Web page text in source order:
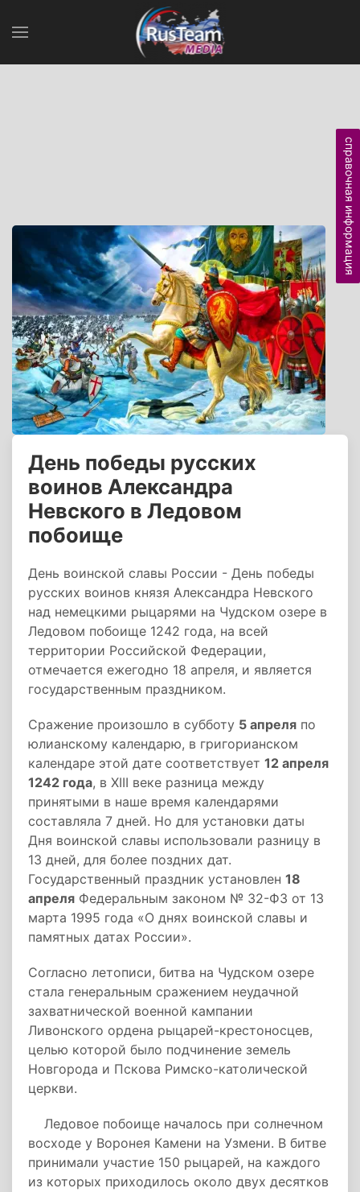
День победы русских
воинов Александра
Невского в Ледовом
побоище
День воинской славы России - День победы
русских воинов князя Александра Невского
над немецкими рыцарями на Чудском озере в
Ледовом побоище 1242 года, на всей
территории Российской Федерации,
отмечается ежегодно 18 апреля, и является
государственным праздником.
Сражение произошло в субботу 5 апреля по
юлианскому календарю, в григорианском
календаре этой дате соответствует 12 апреля
1242 года, в XIII веке разница между
принятыми в наше время календарями
составляла 7 дней. Но для установки даты
Дня воинской славы использовали разницу в
13 дней, для более поздних дат.
Государственный праздник установлен 18
апреля Федеральным законом № 32-ФЗ от 13
марта 1995 года «О днях воинской славы и
памятных датах России».
Согласно летописи, битва на Чудском озере
стала генеральным сражением неудачной
захватнической военной кампании
Ливонского ордена рыцарей-крестоносцев,
целью которой было подчинение земель
Новгорода и Пскова Римско-католической
церкви.
Ледовое побоище началось при солнечном
восходе у Воронея Камени на Узмени. В битве
принимали участие 150 рыцарей, на каждого
из которых приходилось около двух десятков
справочная информация